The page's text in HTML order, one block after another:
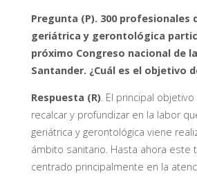
Pregunta (P). 300 profesionales
geriátrica y gerontológica
próximo Congreso nacional de la
Santander. ¿Cuál es el objetivo
Respuesta (R). El principal
recalcar y profundizar en la labor
geriátrica y gerontológica viene
ámbito sanitario. Hasta ahora este
centrado principalmente en la